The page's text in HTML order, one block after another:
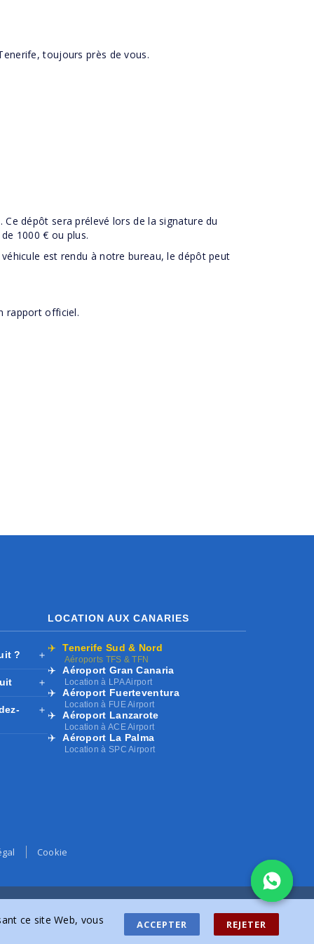
toujours près de vous.
dépôt sera prélevé lors de la signature du
1000 € ou plus.
est rendu à notre bureau, le dépôt peut
rapport officiel.
? ＋
＋
＋
LOCATION AUX CANARIES
✈️ Tenerife Sud & Nord
Aéroports TFS & TFN
✈️ Aéroport Gran Canaria
Location à LPA Airport
✈️ Aéroport Fuerteventura
Location à FUE Airport
✈️ Aéroport Lanzarote
Location à ACE Airport
✈️ Aéroport La Palma
Location à SPC Airport
Cookie
ce site Web, vous ACCEPTER REJETER